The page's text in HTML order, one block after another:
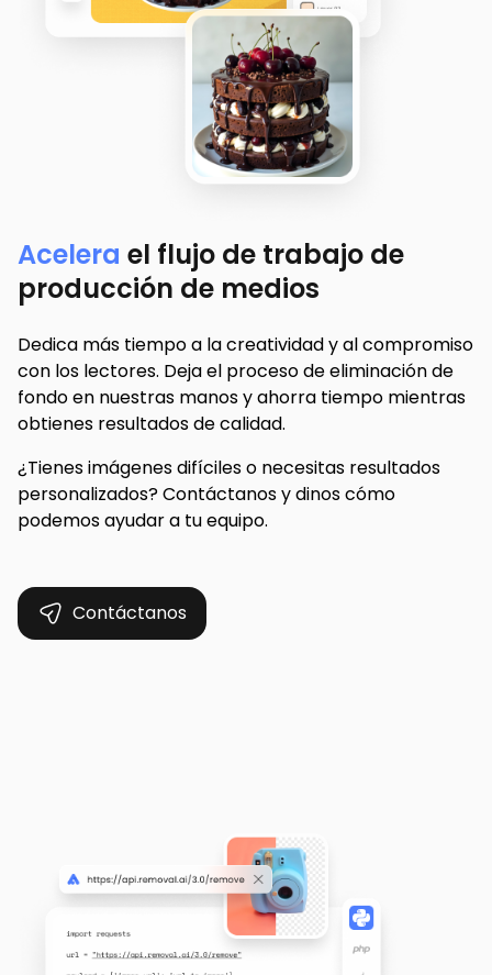
Acelera el flujo de trabajo de
producción de medios
Dedica más tiempo a la creatividad y al compromiso
con los lectores. Deja el proceso de eliminación de
fondo en nuestras manos y ahorra tiempo mientras
obtienes resultados de calidad.
¿Tienes imágenes difíciles o necesitas resultados
personalizados? Contáctanos y dinos cómo
podemos ayudar a tu equipo.
Contáctanos